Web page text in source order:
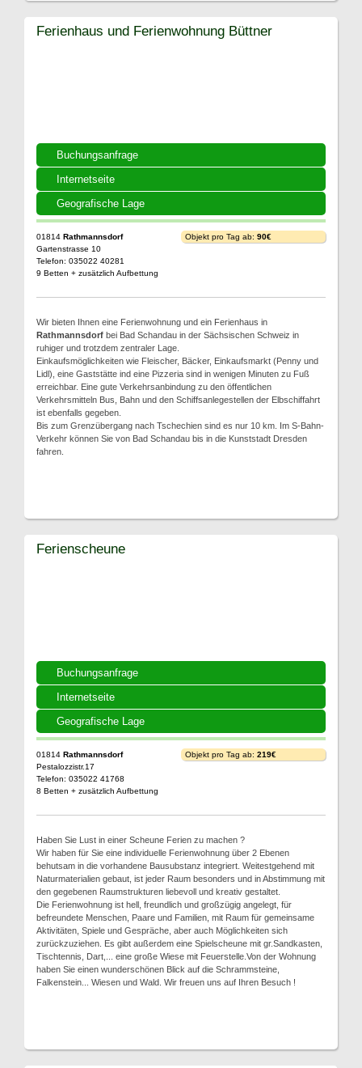
Buchungsanfrage
Internetseite
Geografische Lage
Ferienhaus und Ferienwohnung Büttner
01814 Rathmannsdorf
Gartenstrasse 10
Telefon: 035022 40281
9 Betten + zusätzlich Aufbettung
Objekt pro Tag ab: 90€
Wir bieten Ihnen eine Ferienwohnung und ein Ferienhaus in
Rathmannsdorf bei Bad Schandau in der Sächsischen Schweiz in
ruhiger und trotzdem zentraler Lage.
Einkaufsmöglichkeiten wie Fleischer, Bäcker, Einkaufsmarkt (Penny und
Lidl), eine Gaststätte ind eine Pizzeria sind in wenigen Minuten zu Fuß
erreichbar. Eine gute Verkehrsanbindung zu den öffentlichen
Verkehrsmitteln Bus, Bahn und den Schiffsanlegestellen der Elbschiffahrt
ist ebenfalls gegeben.
Bis zum Grenzübergang nach Tschechien sind es nur 10 km. Im S-Bahn-
Verkehr können Sie von Bad Schandau bis in die Kunststadt Dresden
fahren.
Buchungsanfrage
Internetseite
Geografische Lage
Ferienscheune
01814 Rathmannsdorf
Pestalozzistr.17
Telefon: 035022 41768
8 Betten + zusätzlich Aufbettung
Objekt pro Tag ab: 219€
Haben Sie Lust in einer Scheune Ferien zu machen ?
Wir haben für Sie eine individuelle Ferienwohnung über 2 Ebenen
behutsam in die vorhandene Bausubstanz integriert. Weitestgehend mit
Naturmaterialien gebaut, ist jeder Raum besonders und in Abstimmung mit
den gegebenen Raumstrukturen liebevoll und kreativ gestaltet.
Die Ferienwohnung ist hell, freundlich und großzügig angelegt, für
befreundete Menschen, Paare und Familien, mit Raum für gemeinsame
Aktivitäten, Spiele und Gespräche, aber auch Möglichkeiten sich
zurückzuziehen. Es gibt außerdem eine Spielscheune mit gr.Sandkasten,
Tischtennis, Dart,... eine große Wiese mit Feuerstelle.Von der Wohnung
haben Sie einen wunderschönen Blick auf die Schrammsteine,
Falkenstein... Wiesen und Wald. Wir freuen uns auf Ihren Besuch !